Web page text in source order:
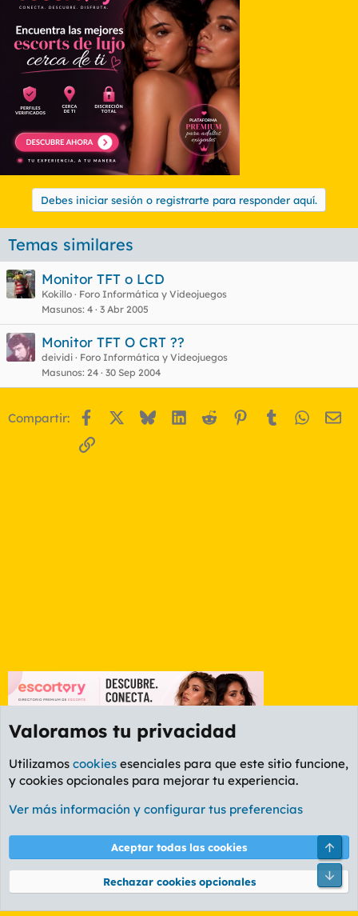
Debes iniciar sesión o registrarte para responder aquí.
Temas similares
Monitor TFT o LCD
Kokillo
Foro Informática y Videojuegos
Masunos 4 3 Abr 2005
Monitor TFT O CRT ??
deividi
Foro Informática y Videojuegos
Masunos 24 30 Sep 2004
Compartir: Facebook BlueskyLinkedIn
Reddit Pinterest
Tumblr
Enlace
Foro Informática y Videojuegos
Cookies
PL OLDSTYLE AMARILLO
Términos y reglas Política de privacidad Ayuda
Community platform by XenForo® © 2010-2026 XenForo Ltd.
Valoramos tu privacidad
Utilizamos cookies esenciales para que este sitio funcione,
y cookies opcionales para mejorar tu experiencia.
Ver más información y configurar tus preferencias
Aceptar todas las cookies
Rechazar cookies opcionales
Pie